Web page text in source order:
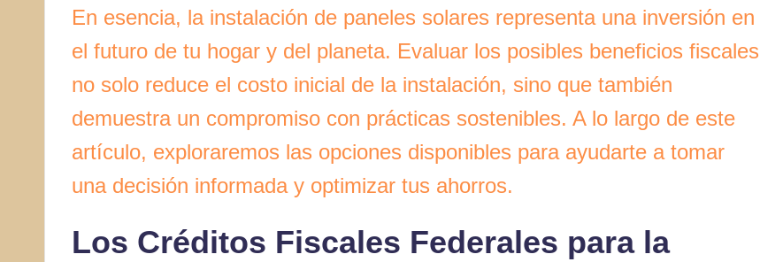
En esencia, la instalación de paneles solares representa una inversión en
el futuro de tu hogar y del planeta. Evaluar los posibles beneficios fiscales
no solo reduce el costo inicial de la instalación, sino que también
demuestra un compromiso con prácticas sostenibles. A lo largo de este
artículo, exploraremos las opciones disponibles para ayudarte a tomar
una decisión informada y optimizar tus ahorros.
Los Créditos Fiscales Federales para la